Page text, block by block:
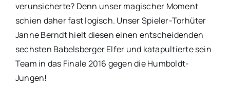
verunsicherte? Denn unser magischer Moment
schien daher fast logisch. Unser Spieler-Torhüter
Janne Berndt hielt diesen einen entscheidenden
sechsten Babelsberger Elfer und katapultierte sein
Team in das Finale 2016 gegen die Humboldt-
Jungen!